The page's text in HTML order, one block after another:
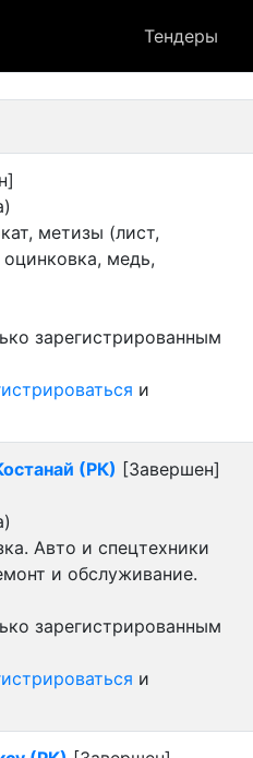
Тендеры
метизы (лист,
медь,
зарегистрированным
и
(РК) [Завершен]
Авто и спецтехники
и обслуживание.
зарегистрированным
и